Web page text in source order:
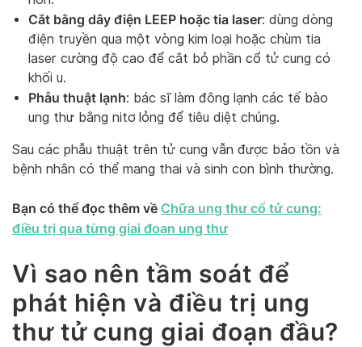
Cắt bằng dây điện LEEP hoặc tia laser: dùng dòng
điện truyền qua một vòng kim loại hoặc chùm tia
laser cường độ cao để cắt bỏ phần cổ tử cung có
khối u.
Phẫu thuật lạnh: bác sĩ làm đông lạnh các tế bào
ung thư bằng nitơ lỏng để tiêu diệt chúng.
Sau các phẫu thuật trên tử cung vẫn được bảo tồn và
bệnh nhân có thể mang thai và sinh con bình thường.
Bạn có thể đọc thêm về Chữa ung thư cổ tử cung:
điều trị qua từng giai đoạn ung thư
Vì sao nên tầm soát để
phát hiện và điều trị ung
thư tử cung giai đoạn đầu?